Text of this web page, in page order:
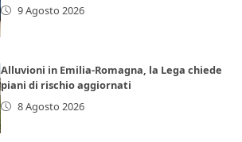
9 Agosto 2026
Alluvioni in Emilia-Romagna, la Lega chiede
piani di rischio aggiornati
8 Agosto 2026